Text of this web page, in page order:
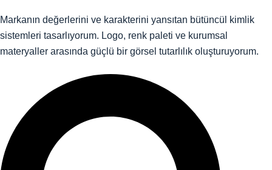
Markanın değerlerini ve karakterini yansıtan bütüncül kimlik
sistemleri tasarlıyorum. Logo, renk paleti ve kurumsal
materyaller arasında güçlü bir görsel tutarlılık oluşturuyorum.